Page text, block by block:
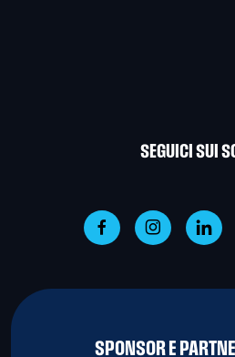
SEGUICI SUI
SPONSOR E